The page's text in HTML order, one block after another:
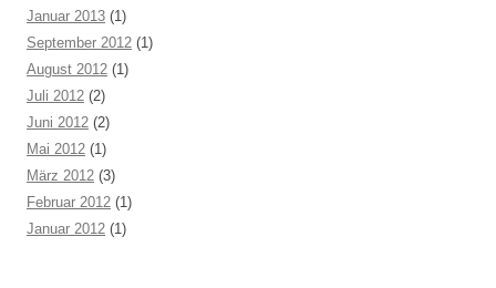
Januar 2013 (1)
September 2012 (1)
August 2012 (1)
Juli 2012 (2)
Juni 2012 (2)
Mai 2012 (1)
März 2012 (3)
Februar 2012 (1)
Januar 2012 (1)